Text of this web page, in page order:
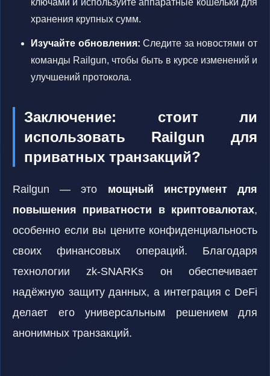
ключами и используйте аппаратные кошельки для
хранения крупных сумм.
Изучайте обновления: Следите за новостями от
команды Railgun, чтобы быть в курсе изменений и
улучшений протокола.
Заключение: стоит ли
использовать Railgun для
приватных транзакций?
Railgun — это мощный инструмент для
повышения приватности в криптовалютах,
особенно если вы цените конфиденциальность
своих финансовых операций. Благодаря
технологии zk-SNARKs он обеспечивает
надёжную защиту данных, а интеграция с DeFi
делает его универсальным решением для
анонимных транзакций.